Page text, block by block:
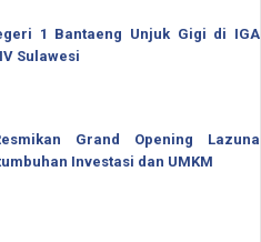
1 Bantaeng Unjuk Gigi di IGA
Sulawesi
Grand Opening Lazuna
Investasi dan UMKM